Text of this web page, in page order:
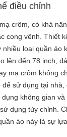
điều chỉnh
crôm, có khả
cong vênh. Thiết
loại quần áo
lên đến 78 inch,
mạ crôm không
sử dụng tại
không gian và
dụng tùy chỉnh.
áo này là sự